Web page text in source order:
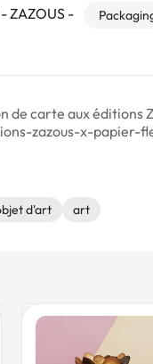
ZAZOUS -
de carte aux
zazous-x-papier-
d'art art